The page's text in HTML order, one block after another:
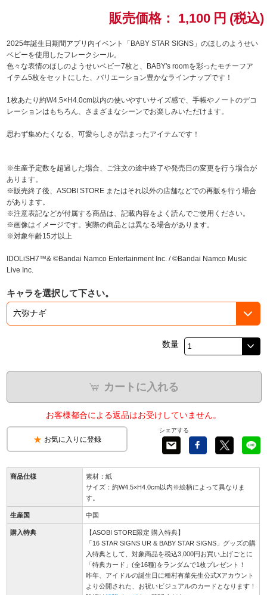
ラブライブ！シリーズ
ラブライブ！サンシャイン‼
ラブライブ！スーパースター!!
アイドリッシュセブン
モフモフパレード
販売価格： 1,100 円 (税込)
2025年誕生日期間アプリ内イベント「BABY STAR SIGNS」のほしのようせい
ベビーを使用したフレークシール。
色々な表情のほしのようせいベビー7枚と、BABY's roomを彩ったモチーフア
イテム5枚をセットにした、バリエーション豊かなラインナップです！
1枚あたり約W4.5×H4.0cm以内の使いやすいサイズ感で、手帳やノートのデコ
レーションはもちろん、さまざまなシーンでお楽しみいただけます。
思わず集めたくなる、可愛らしさが詰まったアイテムです！
※生産予定数を超過した場合、ご注文の途中終了や発売日の変更を行う場合が
あります。
※販売終了後、ASOBI STORE またはそれ以外の店舗などでの再販を行う場合
があります。
※注意表記などが付属する商品は、記載内容をよく読んでご使用ください。
※画像はイメージです。実際の商品とは異なる場合があります。
※対象年齢15才以上
IDOLiSH7™& ©Bandai Namco Entertainment Inc. / ©Bandai Namco Music
Live Inc.
キャラを選択して下さい。
数量
カートに入れる
お客様都合による返品はお受けしていません。
お気に入りに登録
シェアする
商品仕様
素材：紙
サイズ：約W4.5×H4.0cm以内※絵柄によって異なりま
す。
生産国 中国
購入特典
【ASOBI STORE限定 購入特典】
「16 STAR SIGNS UR & BABY STAR SIGNS」グッズの購
入特典として、対象商品を税込3,000円お買い上げごとに
「特典カード」(全16種)をランダムで1枚プレゼント！
昨年、アイドルの誕生日に種村有菜先生公式Xアカウント
より公開された、お祝いビジュアルのカードとなります！